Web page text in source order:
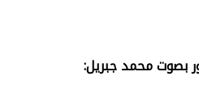
بصوت محمد جبريل: